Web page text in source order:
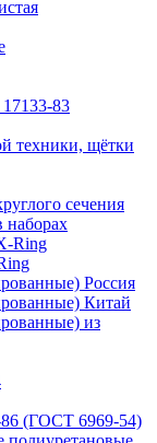
83
техники, щётки
сечения
наборах
Ring
Россия
Китай
из
(ГОСТ 6969-54)